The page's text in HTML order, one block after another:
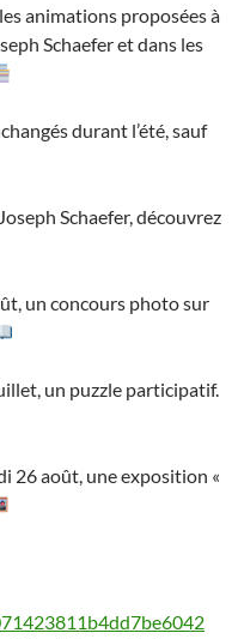
animations proposées à
Schaefer et dans les
durant l’été, sauf
Schaefer, découvrez
un concours photo sur
un puzzle participatif.
26 août, une exposition «